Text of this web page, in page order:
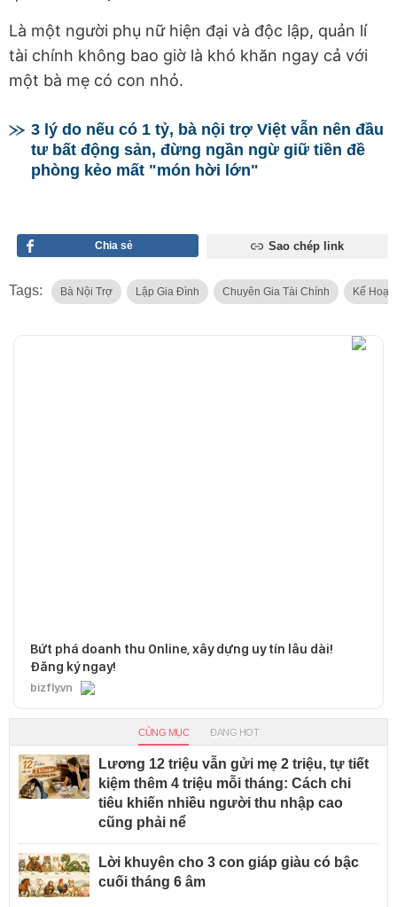
Là một người phụ nữ hiện đại và độc lập, quản lí
tài chính không bao giờ là khó khăn ngay cả với
một bà mẹ có con nhỏ.
3 lý do nếu có 1 tỷ, bà nội trợ Việt vẫn nên đầu
tư bất động sản, đừng ngần ngừ giữ tiền đề
phòng kẻo mất "món hời lớn"
Chia sẻ Sao chép link
Tags: Bà Nội Trợ Lập Gia Đình Chuyên Gia Tài Chính Kế
Bứt phá doanh thu Online, xây dựng uy tín lâu dài!
Đăng ký ngay!
bizfly.vn
CÙNG MỤC ĐANG HOT
Lương 12 triệu vẫn gửi mẹ 2 triệu, tự tiết
kiệm thêm 4 triệu mỗi tháng: Cách chi
tiêu khiến nhiều người thu nhập cao
cũng phải nể
Lời khuyên cho 3 con giáp giàu có bậc
cuối tháng 6 âm